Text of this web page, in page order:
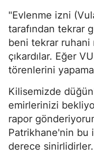
"Evlenme izni
tarafından tekrar
beni tekrar ruhani
çıkardılar. Eğer
törenlerini
Kilisemizde
emirlerinizi
rapor
Patrikhane'nin bu
derece